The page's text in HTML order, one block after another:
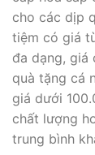
cho các dịp
tiệm có giá
đa dạng, giá
quà tặng cá
giá dưới
chất lượng
trung bình